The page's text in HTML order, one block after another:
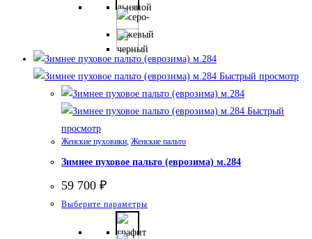
имеет
несколько
вариаций.
Опции
можно
выбрать
на
Быстрый просмотр
Быстрый
просмотр
Женские пуховики Женские пальто
Зимнее пуховое пальто (еврозима) м.284
59 700 ₽
Выберите параметры